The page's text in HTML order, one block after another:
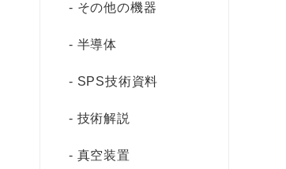
その他の機器
半導体
SPS技術資料
技術解説
真空装置